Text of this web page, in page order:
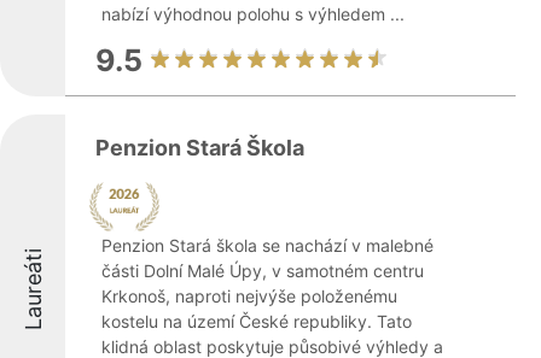
nabízí výhodnou polohu s výhledem ...
9.5
Laureáti
Penzion Stará Škola
Penzion Stará škola se nachází v malebné
části Dolní Malé Úpy, v samotném centru
Krkonoš, naproti nejvýše položenému
kostelu na území České republiky. Tato
klidná oblast poskytuje působivé výhledy a